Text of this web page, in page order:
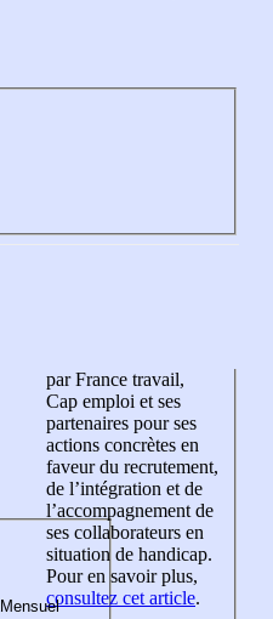
par France travail,
Cap emploi et ses
partenaires pour ses
actions concrètes en
faveur du recrutement,
de l’intégration et de
l’accompagnement de
ses collaborateurs en
situation de handicap.
Pour en savoir plus,
consultez cet article.